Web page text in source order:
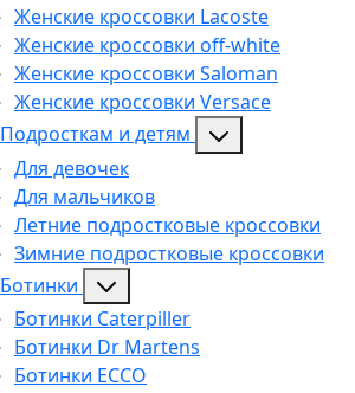
Женские кроссовки Lacoste
Женские кроссовки off-white
Женские кроссовки Saloman
Женские кроссовки Versace
Подросткам и детям
Для девочек
Для мальчиков
Летние подростковые кроссовки
Зимние подростковые кроссовки
Ботинки
Ботинки Caterpiller
Ботинки Dr Martens
Ботинки ECCO